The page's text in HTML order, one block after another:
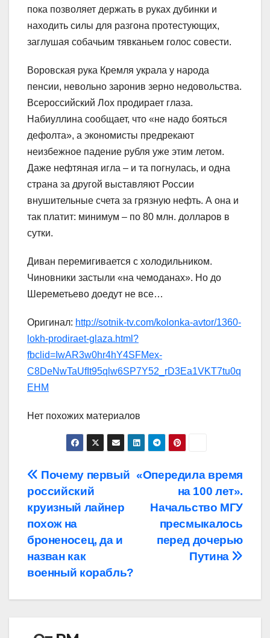
пока позволяет держать в руках дубинки и
находить силы для разгона протестующих,
заглушая собачьим тявканьем голос совести.
Воровская рука Кремля украла у народа
пенсии, невольно заронив зерно недовольства.
Всероссийский Лох продирает глаза.
Набиуллина сообщает, что «не надо бояться
дефолта», а экономисты предрекают
неизбежное падение рубля уже этим летом.
Даже нефтяная игла – и та погнулась, и одна
страна за другой выставляют России
внушительные счета за грязную нефть. А она и
так платит: минимум – по 80 млн. долларов в
сутки.
Диван перемигивается с холодильником.
Чиновники застыли «на чемоданах». Но до
Шереметьево доедут не все…
Оригинал: http://sotnik-tv.com/kolonka-avtor/1360-
lokh-prodiraet-glaza.html?
fbclid=IwAR3w0hr4hY4SFMex-
C8DeNwTaUfIt95qlw6SP7Y52_rD3Ea1VKT7tu0q
EHM
Нет похожих материалов
Навигация
по
записям
«Опередила время
на 100 лет».
Начальство МГУ
пресмыкалось
перед дочерью
Путина
Почему первый
российский
круизный лайнер
похож на
броненосец, да и
назван как
военный корабль?